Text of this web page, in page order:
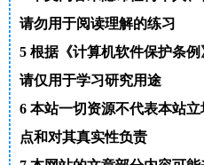
请勿用于阅读理解的练习
5根据《计算机软件保护条
请仅用于学习研究用途
6本站一切资源不代表本站
点和对其真实性负责